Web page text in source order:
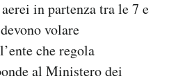
in partenza tra le 7 e
volare
che regola
al Ministero dei